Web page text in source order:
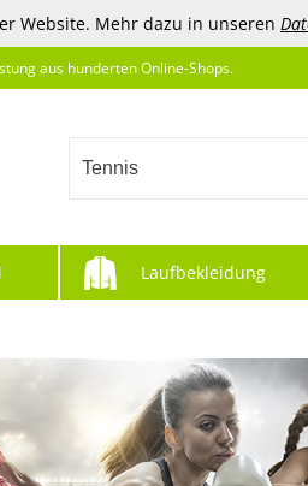
Website. Mehr dazu in unseren
aus hunderten Online-Shops.
Tennis
Laufbekleidung